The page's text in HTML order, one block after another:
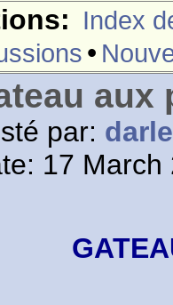
Index
•
aux
par:
17